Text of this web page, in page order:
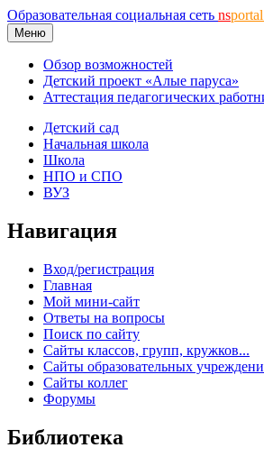
Образовательная социальная сеть ns
Меню
Обзор возможностей
Детский проект «Алые паруса»
Аттестация педагогических
Детский сад
Начальная школа
Школа
НПО и СПО
ВУЗ
Навигация
Вход/регистрация
Главная
Мой мини-сайт
Ответы на вопросы
Поиск по сайту
Сайты классов, групп, кружков...
Сайты образовательных
Сайты коллег
Форумы
Библиотека